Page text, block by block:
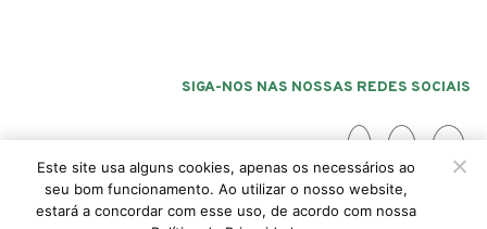
SIGA-NOS NAS NOSSAS REDES SOCIAIS
AcessibilidadePolitica da Privacidade
Este site usa alguns cookies, apenas os necessários ao
seu bom funcionamento. Ao utilizar o nosso website,
estará a concordar com esse uso, de acordo com nossa